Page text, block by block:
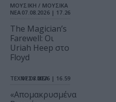
ΜΟΥΣΙΚΗ / ΜΟΥΣΙΚΑ
ΝΕΑ 07.08.2026 | 17.26
The Magician’s
Farewell: Οι
Uriah Heep στο
Floyd
ΤΕΧΝΕΣ / ΝΕΑ
07.08.2026 | 16.59
«Απομακρυσμένα